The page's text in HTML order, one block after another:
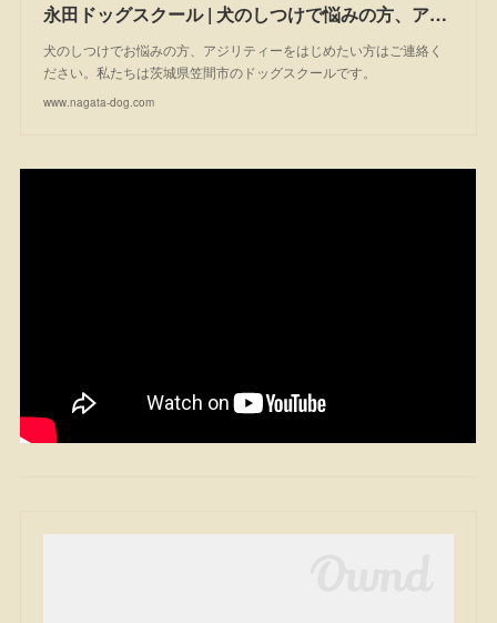
永田ドッグスクール | 犬のしつけで悩みの方、アジリティーを始めたい方は一度ご相談ください。私たちは茨城県笠間市のドッグスクールです。
犬のしつけでお悩みの方、アジリティーをはじめたい方はご連絡く
ださい。私たちは茨城県笠間市のドッグスクールです。
www.nagata-dog.com